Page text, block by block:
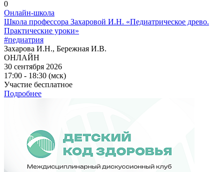
0
Онлайн-школа
Школа профессора Захаровой И.Н. «Педиатрическое древо.
Практические уроки»
#педиатрия
Захарова И.Н., Бережная И.В.
ОНЛАЙН
30 сентября 2026
17:00 - 18:30 (мск)
Участие бесплатное
Подробнее